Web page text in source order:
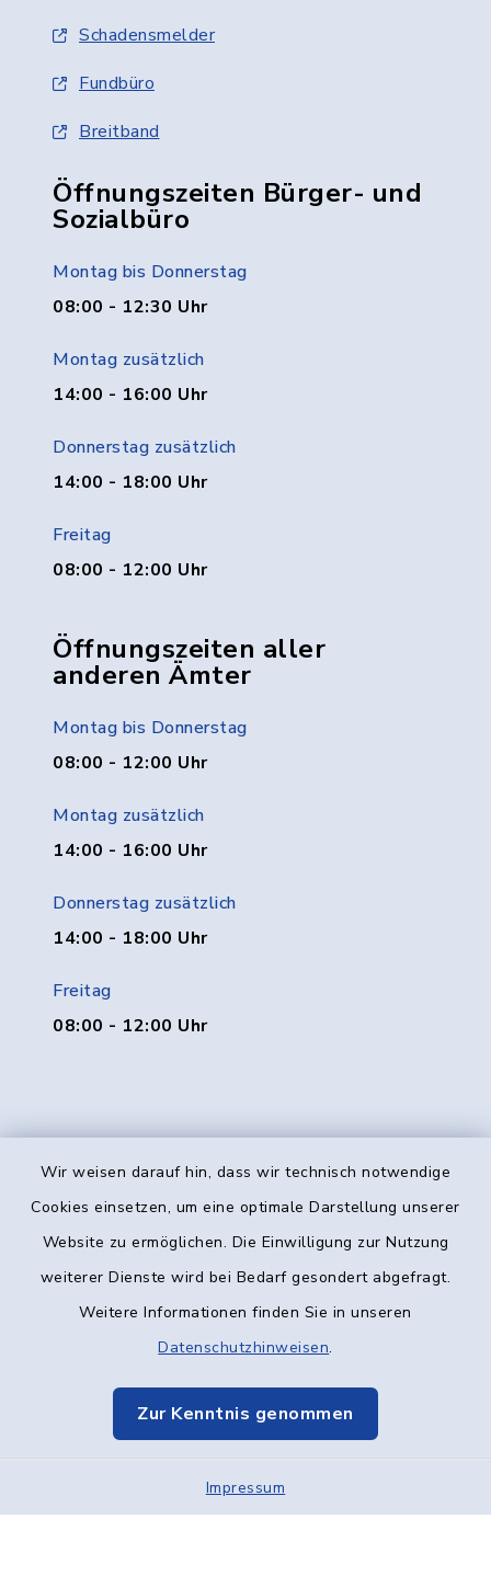
Wir weisen darauf hin, dass wir technisch notwendige
Cookies einsetzen, um eine optimale Darstellung unserer
Website zu ermöglichen. Die Einwilligung zur Nutzung
weiterer Dienste wird bei Bedarf gesondert abgefragt.
Weitere Informationen finden Sie in unseren
Datenschutzhinweisen.
Zur Kenntnis genommen
Impressum
Schadensmelder
Fundbüro
Breitband
Öffnungszeiten Bürger- und
Sozialbüro
Montag bis Donnerstag
08:00 - 12:30 Uhr
Montag zusätzlich
14:00 - 16:00 Uhr
Donnerstag zusätzlich
14:00 - 18:00 Uhr
Freitag
08:00 - 12:00 Uhr
Öffnungszeiten aller
anderen Ämter
Montag bis Donnerstag
08:00 - 12:00 Uhr
Montag zusätzlich
14:00 - 16:00 Uhr
Donnerstag zusätzlich
14:00 - 18:00 Uhr
Freitag
08:00 - 12:00 Uhr
Kontakt
Datenschutz
Elektronische Kommunikation
Sitemap